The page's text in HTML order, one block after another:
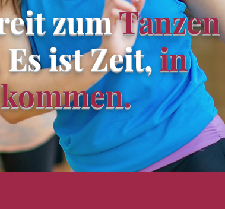
zumTanzen
Es ist Zeit, in